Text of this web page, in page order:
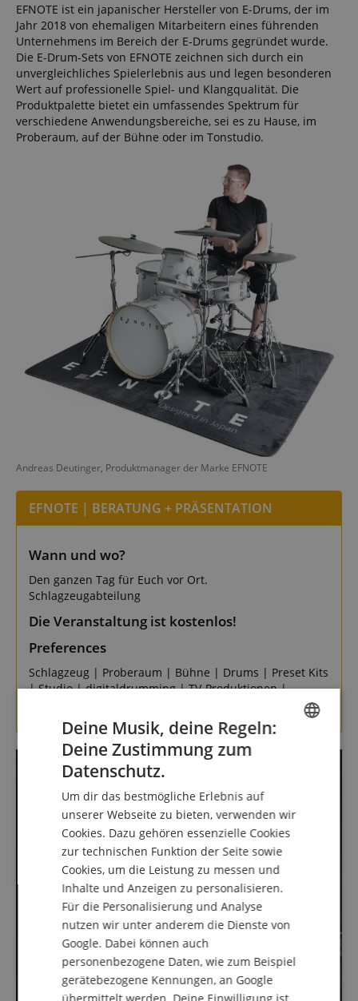
EFNOTE ist ein japanischer Hersteller von E-Drums, der im
Jahr 2018 von ehemaligen Mitarbeitern eines führenden
Unternehmens im Bereich der E-Drums gegründet wurde.
Die E-Drum-Sets von EFNOTE zeichnen sich durch ein
unvergleichliches Spielerlebnis aus und legen besonderen
Wert auf professionelle Spiel- und Klangqualität. Die
Produktpalette bietet ein umfassendes Spektrum für
verschiedene Anwendungsbereiche, sei es zu Hause, im
Proberaum, auf der Bühne oder im Tonstudio.
Andreas Deutinger, Produktmanager der Marke EFNOTE
EFNOTE | BERATUNG + PRÄSENTATION
Wann und wo?
Den ganzen Tag für Euch vor Ort.
Schlagzeugabteilung
Die Veranstaltung ist kostenlos!
Preferences
Schlagzeug | Proberaum | Bühne | Drums | Preset Kits
| Studio | digitaldrumming | TV-Produktionen |
FRENCH
SPANISH
Deine Musik, deine Regeln:
Deine Zustimmung zum
Datenschutz.
Um dir das bestmögliche Erlebnis auf
unserer Webseite zu bieten, verwenden wir
Cookies. Dazu gehören essenzielle Cookies
zur technischen Funktion der Seite sowie
Cookies, um die Leistung zu messen und
Inhalte und Anzeigen zu personalisieren.
Für die Personalisierung und Analyse
nutzen wir unter anderem die Dienste von
Google. Dabei können auch
personenbezogene Daten, wie zum Beispiel
gerätebezogene Kennungen, an Google